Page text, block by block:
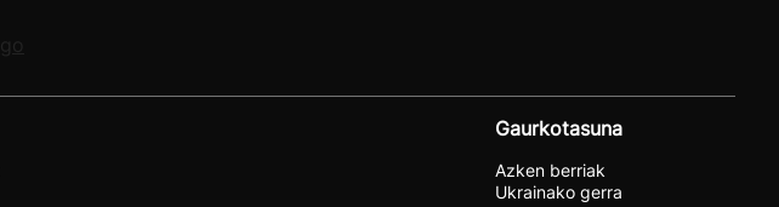
Gaurkotasuna
Azken berriak
Ukrainako gerra